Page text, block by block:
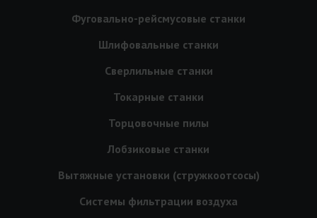
Фуговально-рейсмусовые станки
Шлифовальные станки
Сверлильные станки
Токарные станки
Торцовочные пилы
Лобзиковые станки
Вытяжные установки (стружкоотсосы)
Системы фильтрации воздуха